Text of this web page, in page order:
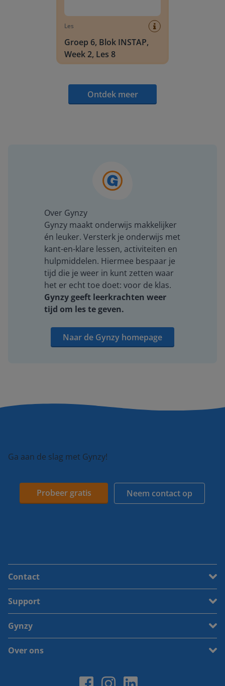
Les
Groep 6, Blok INSTAP,
Week 2, Les 8
Ontdek meer
Over Gynzy
Gynzy maakt onderwijs makkelijker
én leuker. Versterk je onderwijs met
kant-en-klare lessen, activiteiten en
hulpmiddelen. Hiermee bespaar je
tijd die je weer in kunt zetten waar
het er echt toe doet: voor de klas.
Gynzy geeft leerkrachten weer
tijd om les te geven.
Naar de Gynzy homepage
Ga aan de slag met Gynzy!
Probeer gratis Neem contact op
Contact
Support
Gynzy
Over ons